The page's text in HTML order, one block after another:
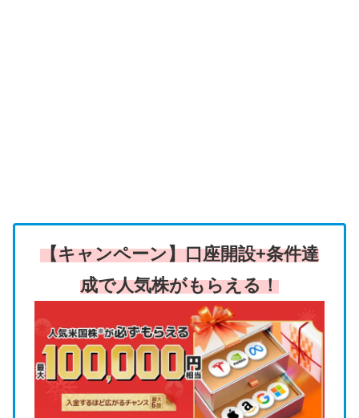
【キャンペーン】口座開設+条件達
成で人気株がもらえる！